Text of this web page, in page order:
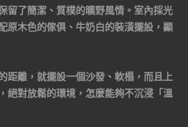
留了簡潔、質樸的曠野風情。室內採光
原木色的傢俱、牛奶白的裝潢擺設，顯
距離，就擺設一個沙發、軟榻，而且上
絕對放鬆的環境，怎麼能夠不沉浸「溫